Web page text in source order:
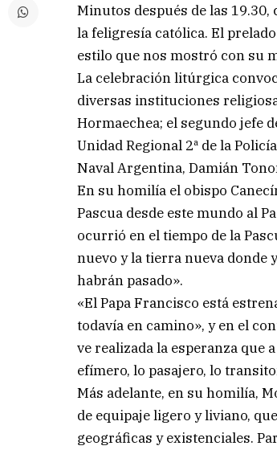
Minutos después de las
la feligresía católica. El
estilo que nos mostró con su
La celebración litúrgica
diversas instituciones
Hormaechea; el segundo jefe
Unidad Regional 2ª de la
Naval Argentina, Damián
En su homilía el obispo
Pascua desde este mundo al
ocurrió en el tiempo de la
nuevo y la tierra nueva donde
habrán pasado».
«El Papa Francisco está
todavía en camino», y en el
ve realizada la esperanza que
efímero, lo pasajero, lo
Más adelante, en su homilía,
de equipaje ligero y liviano,
geográficas y existenciales.